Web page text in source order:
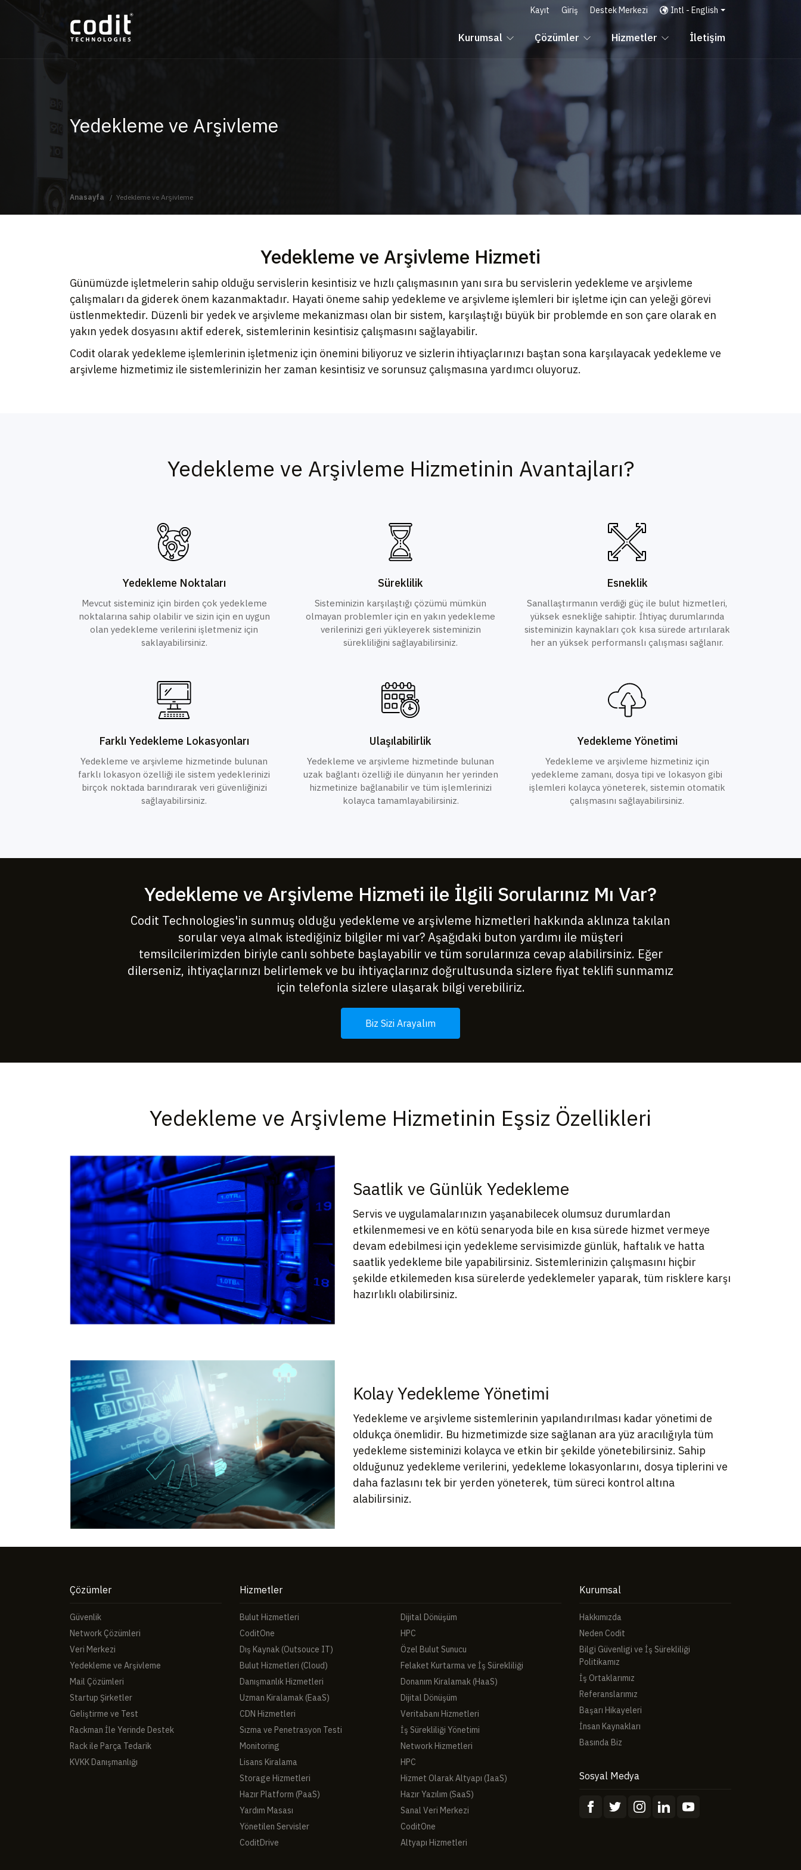
Kayıt Giriş Destek Merkezi Intl - English
Kurumsal Çözümler Hizmetler İletişim
Yedekleme ve Arşivleme
Anasayfa Yedekleme ve Arşivleme
Yedekleme ve Arşivleme Hizmeti
Günümüzde işletmelerin sahip olduğu servislerin kesintisiz ve hızlı çalışmasının yanı sıra bu servislerin yedekleme ve arşivleme
çalışmaları da giderek önem kazanmaktadır. Hayati öneme sahip yedekleme ve arşivleme işlemleri bir işletme için can yeleği görevi
üstlenmektedir. Düzenli bir yedek ve arşivleme mekanizması olan bir sistem, karşılaştığı büyük bir problemde en son çare olarak en
yakın yedek dosyasını aktif ederek, sistemlerinin kesintisiz çalışmasını sağlayabilir.
Codit olarak yedekleme işlemlerinin işletmeniz için önemini biliyoruz ve sizlerin ihtiyaçlarınızı baştan sona karşılayacak yedekleme ve
arşivleme hizmetimiz ile sistemlerinizin her zaman kesintisiz ve sorunsuz çalışmasına yardımcı oluyoruz.
Yedekleme ve Arşivleme Hizmetinin Avantajları?
Yedekleme Noktaları
Mevcut sisteminiz için birden çok yedekleme
noktalarına sahip olabilir ve sizin için en uygun
olan yedekleme verilerini işletmeniz için
saklayabilirsiniz.
Süreklilik
Sisteminizin karşılaştığı çözümü mümkün
olmayan problemler için en yakın yedekleme
verilerinizi geri yükleyerek sisteminizin
sürekliliğini sağlayabilirsiniz.
Esneklik
Sanallaştırmanın verdiği güç ile bulut hizmetleri,
yüksek esnekliğe sahiptir. İhtiyaç durumlarında
sisteminizin kaynakları çok kısa sürede artırılarak
her an yüksek performanslı çalışması sağlanır.
Farklı Yedekleme Lokasyonları
Yedekleme ve arşivleme hizmetinde bulunan
farklı lokasyon özelliği ile sistem yedeklerinizi
birçok noktada barındırarak veri güvenliğinizi
sağlayabilirsiniz.
Ulaşılabilirlik
Yedekleme ve arşivleme hizmetinde bulunan
uzak bağlantı özelliği ile dünyanın her yerinden
hizmetinize bağlanabilir ve tüm işlemlerinizi
kolayca tamamlayabilirsiniz.
Yedekleme Yönetimi
Yedekleme ve arşivleme hizmetiniz için
yedekleme zamanı, dosya tipi ve lokasyon gibi
işlemleri kolayca yöneterek, sistemin otomatik
çalışmasını sağlayabilirsiniz.
Yedekleme ve Arşivleme Hizmeti ile İlgili Sorularınız Mı Var?
Codit Technologies'in sunmuş olduğu yedekleme ve arşivleme hizmetleri hakkında aklınıza takılan
sorular veya almak istediğiniz bilgiler mi var? Aşağıdaki buton yardımı ile müşteri
temsilcilerimizden biriyle canlı sohbete başlayabilir ve tüm sorularınıza cevap alabilirsiniz. Eğer
dilerseniz, ihtiyaçlarınızı belirlemek ve bu ihtiyaçlarınız doğrultusunda sizlere fiyat teklifi sunmamız
için telefonla sizlere ulaşarak bilgi verebiliriz.
Biz Sizi Arayalım
Yedekleme ve Arşivleme Hizmetinin Eşsiz Özellikleri
Saatlik ve Günlük Yedekleme
Servis ve uygulamalarınızın yaşanabilecek olumsuz durumlardan
etkilenmemesi ve en kötü senaryoda bile en kısa sürede hizmet vermeye
devam edebilmesi için yedekleme servisimizde günlük, haftalık ve hatta
saatlik yedekleme bile yapabilirsiniz. Sistemlerinizin çalışmasını hiçbir
şekilde etkilemeden kısa sürelerde yedeklemeler yaparak, tüm risklere karşı
hazırlıklı olabilirsiniz.
Kolay Yedekleme Yönetimi
Yedekleme ve arşivleme sistemlerinin yapılandırılması kadar yönetimi de
oldukça önemlidir. Bu hizmetimizde size sağlanan ara yüz aracılığıyla tüm
yedekleme sisteminizi kolayca ve etkin bir şekilde yönetebilirsiniz. Sahip
olduğunuz yedekleme verilerini, yedekleme lokasyonlarını, dosya tiplerini ve
daha fazlasını tek bir yerden yöneterek, tüm süreci kontrol altına
alabilirsiniz.
Çözümler
Güvenlik
Network Çözümleri
Veri Merkezi
Yedekleme ve Arşivleme
Mail Çözümleri
Startup Şirketler
Geliştirme ve Test
Rackman İle Yerinde Destek
Rack ile Parça Tedarik
KVKK Danışmanlığı
Hizmetler
Bulut Hizmetleri
Dijital Dönüşüm
CoditOne
HPC
Dış Kaynak (Outsouce IT)
Özel Bulut Sunucu
Bulut Hizmetleri (Cloud)
Felaket Kurtarma ve İş Sürekliliği
Danışmanlık Hizmetleri
Donanım Kiralamak (HaaS)
Uzman Kiralamak (EaaS)
Dijital Dönüşüm
CDN Hizmetleri
Veritabanı Hizmetleri
Sızma ve Penetrasyon Testi
İş Sürekliliği Yönetimi
Monitoring
Network Hizmetleri
Lisans Kiralama
HPC
Storage Hizmetleri
Hizmet Olarak Altyapı (IaaS)
Hazır Platform (PaaS)
Hazır Yazılım (SaaS)
Yardım Masası
Sanal Veri Merkezi
Yönetilen Servisler
CoditOne
CoditDrive
Altyapı Hizmetleri
Kurumsal
Hakkımızda
Neden Codit
Bilgi Güvenligi ve İş Sürekliliği
Politikamız
İş Ortaklarımız
Referanslarımız
Başarı Hikayeleri
İnsan Kaynakları
Basında Biz
Sosyal Medya